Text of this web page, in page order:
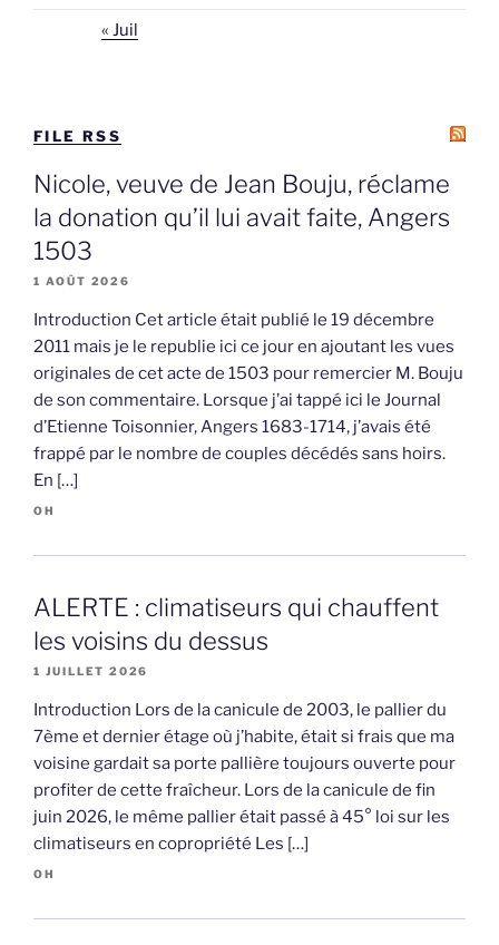
« Juil
FILE RSS
Nicole, veuve de Jean Bouju, réclame
la donation qu’il lui avait faite, Angers
1503
1 AOÛT 2026
Introduction Cet article était publié le 19 décembre
2011 mais je le republie ici ce jour en ajoutant les vues
originales de cet acte de 1503 pour remercier M. Bouju
de son commentaire. Lorsque j’ai tappé ici le Journal
d’Etienne Toisonnier, Angers 1683-1714, j’avais été
frappé par le nombre de couples décédés sans hoirs.
En […]
OH
ALERTE : climatiseurs qui chauffent
les voisins du dessus
1 JUILLET 2026
Introduction Lors de la canicule de 2003, le pallier du
7ème et dernier étage où j’habite, était si frais que ma
voisine gardait sa porte pallière toujours ouverte pour
profiter de cette fraîcheur. Lors de la canicule de fin
juin 2026, le même pallier était passé à 45° loi sur les
climatiseurs en copropriété Les […]
OH